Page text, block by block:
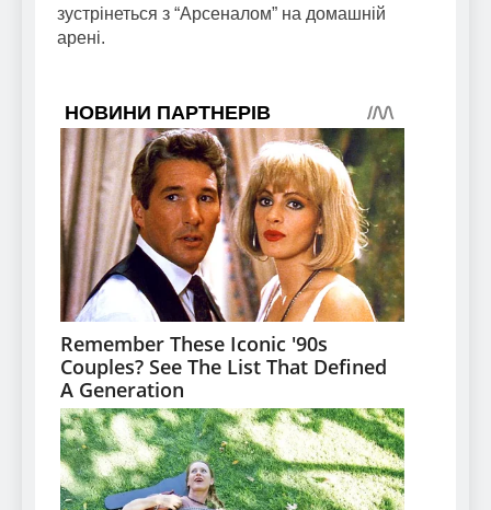
зустрінеться з “Арсеналом” на домашній
арені.